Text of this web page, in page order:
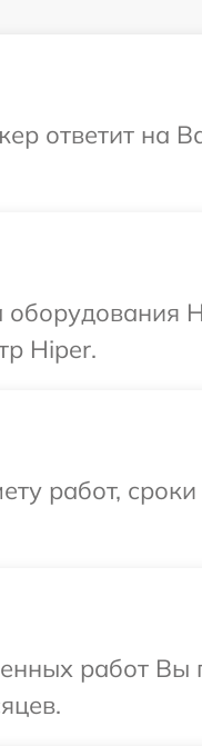
ответит на
Hiper.
работ,
работ Вы